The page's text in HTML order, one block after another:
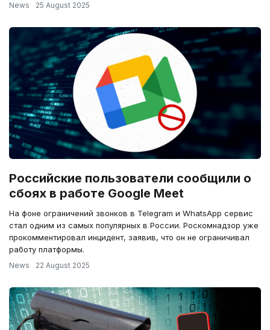
News 25 August 2025
Российские пользователи сообщили о
сбоях в работе Google Meet
На фоне ограничений звонков в Telegram и WhatsApp сервис
стал одним из самых популярных в России. Роскомнадзор уже
прокомментировал инцидент, заявив, что он не ограничивал
работу платформы.
News 22 August 2025